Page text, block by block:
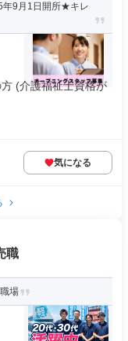
年9月1日開所★キレ
(介護福祉士資格が
気になる
職
場